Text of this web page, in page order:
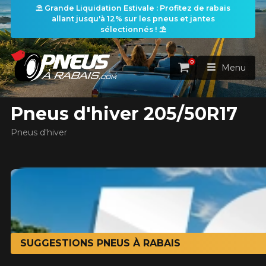
⛱️ Grande Liquidation Estivale : Profitez de rabais
allant jusqu'à 12% sur les pneus et jantes
sélectionnés ! ⛱️
ACCUEIL
RECHERCHE DE PNEUS VOIR TOUT
Par dimensions Par véhicule
Recherche par dimensions
LARGEUR RAPPORT
ROUES
RECHERCHE DE ROUES VOIR TOUT
Par véhicule Par dimensions
RECHERCHE D'ENSEMBLES
PROMOTIONS
Panier
0
Menu
Pneus d'hiver 205/50R17
Pneus d'hiver
SUGGESTIONS PNEUS À RABAIS
les filtres